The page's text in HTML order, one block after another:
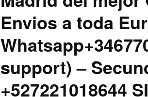
Envios a toda
support) –
+527221018644